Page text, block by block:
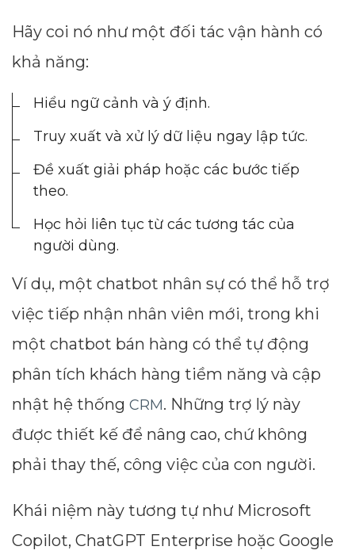
Hãy coi nó như một đối tác vận hành có
khả năng:
Hiểu ngữ cảnh và ý định.
Truy xuất và xử lý dữ liệu ngay lập tức.
Đề xuất giải pháp hoặc các bước tiếp
theo.
Học hỏi liên tục từ các tương tác của
người dùng.
Ví dụ, một chatbot nhân sự có thể hỗ trợ
việc tiếp nhận nhân viên mới, trong khi
một chatbot bán hàng có thể tự động
phân tích khách hàng tiềm năng và cập
nhật hệ thống CRM. Những trợ lý này
được thiết kế để nâng cao, chứ không
phải thay thế, công việc của con người.
Khái niệm này tương tự như Microsoft
Copilot, ChatGPT Enterprise hoặc Google